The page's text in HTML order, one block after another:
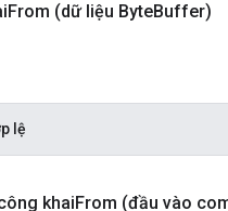
From (dữ liệu ByteBuffer)
lệ
khaiFrom (đầu vào